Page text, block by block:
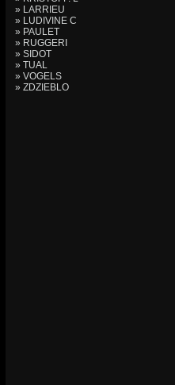
» LARRIEU
» LUDIVINE C
» PAULET
» RUGGERI
» SIDOT
» TUAL
» VOGELS
» ZDZIEBLO